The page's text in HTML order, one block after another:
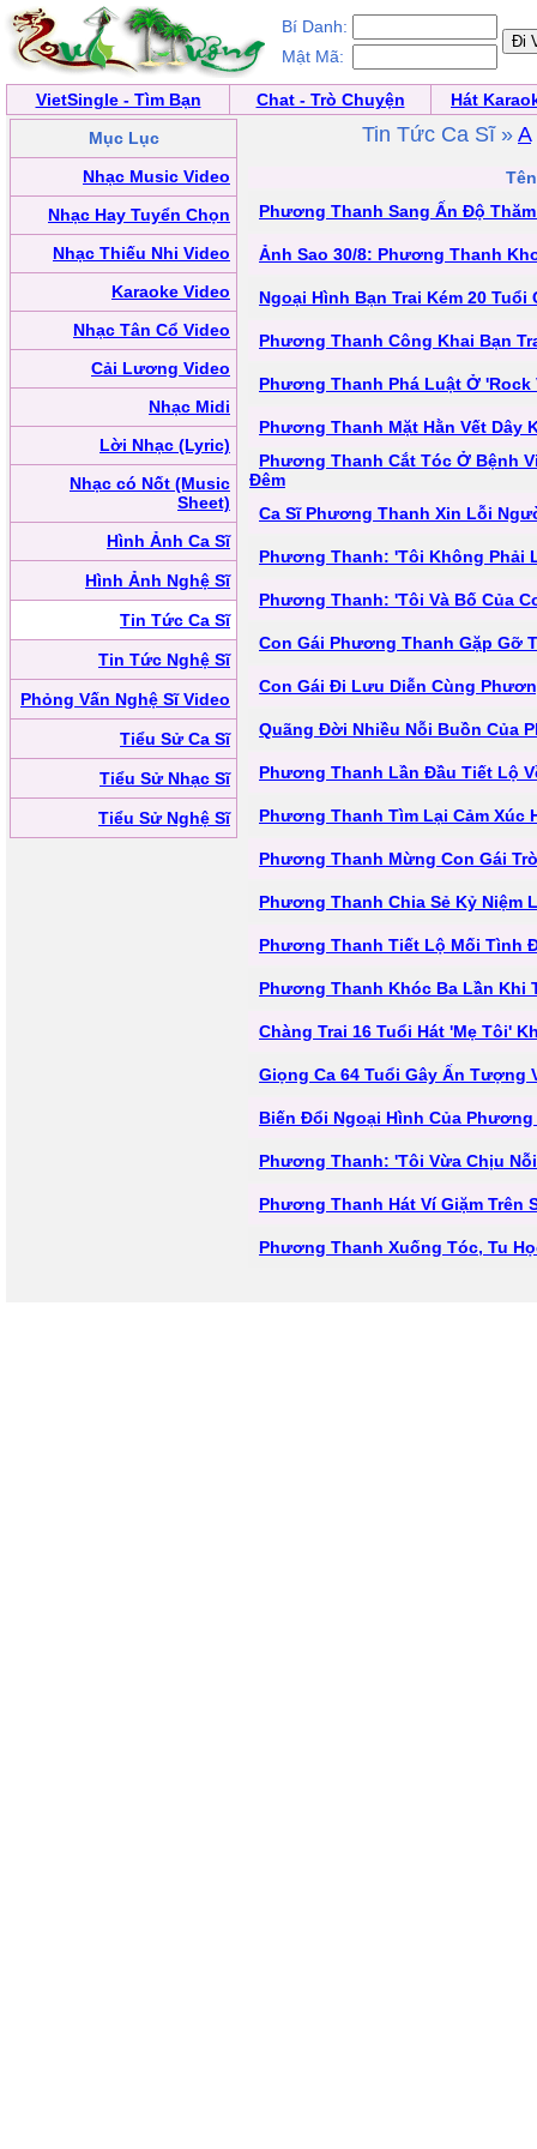
Bí Danh:
Mật Mã:
VietSingle - Tìm Bạn Chat - Trò Chuyện
Hát
Mục Lục
Nhạc Music Video
Nhạc Hay Tuyển Chọn
Nhạc Thiếu Nhi Video
Karaoke Video
Nhạc Tân Cổ Video
Cải Lương Video
Nhạc Midi
Lời Nhạc (Lyric)
Nhạc có Nốt (Music
Sheet)
Hình Ảnh Ca Sĩ
Hình Ảnh Nghệ Sĩ
Tin Tức Ca Sĩ
Tin Tức Nghệ Sĩ
Phỏng Vấn Nghệ Sĩ Video
Tiểu Sử Ca Sĩ
Tiểu Sử Nhạc Sĩ
Tiểu Sử Nghệ Sĩ
Tin Tức Ca Sĩ » A
Phương Thanh Sang Ấn Độ
Ảnh Sao 30/8: Phương Thanh
Ngoại Hình Bạn Trai Kém 20
Phương Thanh Công Khai Bạn
Phương Thanh Phá Luật Ở 'Rock
Phương Thanh Mặt Hằn Vết Dây
Phương Thanh Cắt Tóc Ở Bệnh
Đêm
Ca Sĩ Phương Thanh Xin Lỗi
Phương Thanh: 'Tôi Không Phải
Phương Thanh: 'Tôi Và Bố Của
Con Gái Phương Thanh Gặp Gỡ
Con Gái Đi Lưu Diễn Cùng
Quãng Đời Nhiều Nỗi Buồn Của
Phương Thanh Lần Đầu Tiết Lộ
Phương Thanh Tìm Lại Cảm Xúc
Phương Thanh Mừng Con Gái
Phương Thanh Chia Sẻ Kỷ Niệm
Phương Thanh Tiết Lộ Mối Tình
Phương Thanh Khóc Ba Lần Khi
Chàng Trai 16 Tuổi Hát 'Mẹ Tôi'
Giọng Ca 64 Tuổi Gây Ấn Tượng
Biến Đổi Ngoại Hình Của Phương
Phương Thanh: 'Tôi Vừa Chịu
Phương Thanh Hát Ví Giặm Trên
Phương Thanh Xuống Tóc, Tu